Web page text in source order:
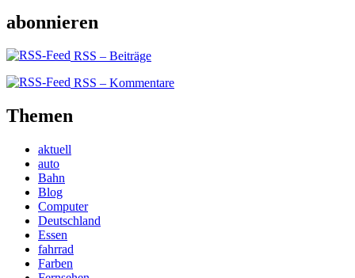
abonnieren
RSS – Beiträge
RSS – Kommentare
Themen
aktuell
auto
Bahn
Blog
Computer
Deutschland
Essen
fahrrad
Farben